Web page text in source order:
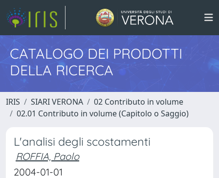
CATALOGO DEI PRODOTTI
DELLA RICERCA
IRIS SIARI VERONA
02 Contributo in volume
02.01 Contributo in volume (Capitolo o Saggio)
L'analisi degli scostamenti
ROFFIA, Paolo
2004-01-01